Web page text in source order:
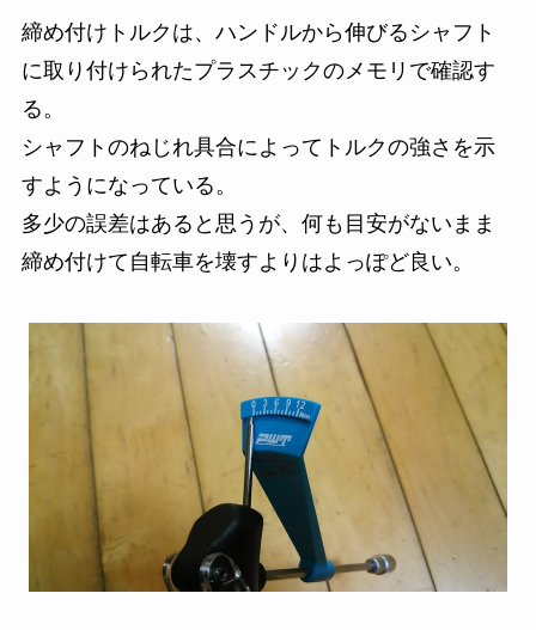
締め付けトルクは、ハンドルから伸びるシャフト
に取り付けられたプラスチックのメモリで確認す
る。
シャフトのねじれ具合によってトルクの強さを示
すようになっている。
多少の誤差はあると思うが、何も目安がないまま
締め付けて自転車を壊すよりはよっぽど良い。